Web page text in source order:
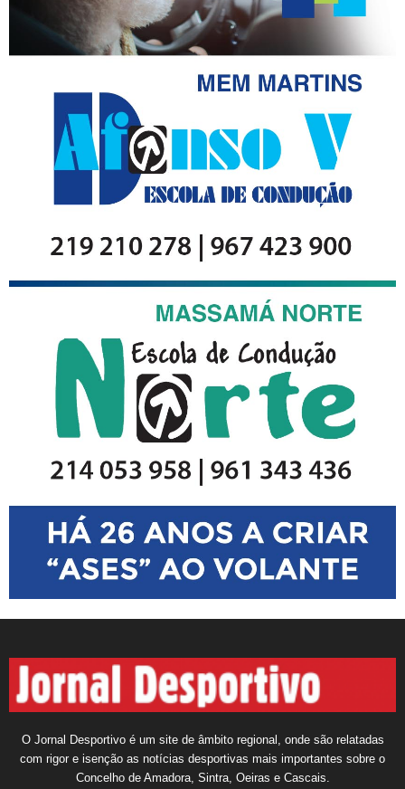
O Jornal Desportivo é um site de âmbito regional, onde são relatadas
com rigor e isenção as notícias desportivas mais importantes sobre o
Concelho de Amadora, Sintra, Oeiras e Cascais.